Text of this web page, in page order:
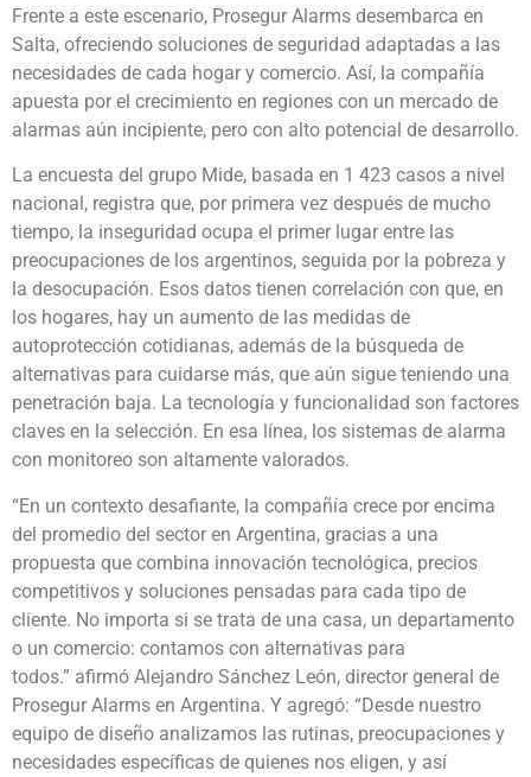
Frente a este escenario, Prosegur Alarms desembarca en
Salta, ofreciendo soluciones de seguridad adaptadas a las
necesidades de cada hogar y comercio. Así, la compañía
apuesta por el crecimiento en regiones con un mercado de
alarmas aún incipiente, pero con alto potencial de desarrollo.
La encuesta del grupo Mide, basada en 1 423 casos a nivel
nacional, registra que, por primera vez después de mucho
tiempo, la inseguridad ocupa el primer lugar entre las
preocupaciones de los argentinos, seguida por la pobreza y
la desocupación. Esos datos tienen correlación con que, en
los hogares, hay un aumento de las medidas de
autoprotección cotidianas, además de la búsqueda de
alternativas para cuidarse más, que aún sigue teniendo una
penetración baja. La tecnología y funcionalidad son factores
claves en la selección. En esa línea, los sistemas de alarma
con monitoreo son altamente valorados.
“En un contexto desafiante, la compañía crece por encima
del promedio del sector en Argentina, gracias a una
propuesta que combina innovación tecnológica, precios
competitivos y soluciones pensadas para cada tipo de
cliente. No importa si se trata de una casa, un departamento
o un comercio: contamos con alternativas para
todos.” afirmó Alejandro Sánchez León, director general de
Prosegur Alarms en Argentina. Y agregó: “Desde nuestro
equipo de diseño analizamos las rutinas, preocupaciones y
necesidades específicas de quienes nos eligen, y así